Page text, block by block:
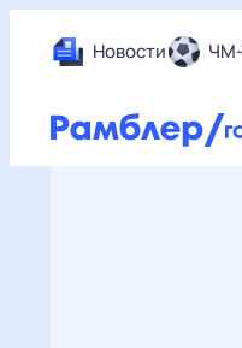
Новости